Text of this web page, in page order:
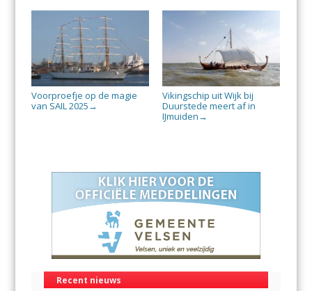
Voorproefje op de magie
van SAIL 2025 →
Vikingschip uit Wijk bij
Duurstede meert af in
IJmuiden →
Recent nieuws